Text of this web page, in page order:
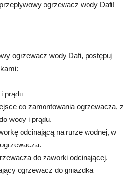
ogrzewacz wody Dafi!
ogrzewacz wody Dafi, postępuj
prądu.
do zamontowania ogrzewacza, z
wody i prądu.
odcinającą na rurze wodnej, w
do zaworki odcinającej.
ogrzewacz do gniazdka